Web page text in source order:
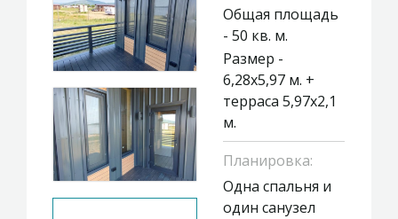
Общая площадь
- 50 кв. м.
Размер -
6,28х5,97 м. +
терраса 5,97х2,1
м.
Планировка:
Одна спальня и
один санузел